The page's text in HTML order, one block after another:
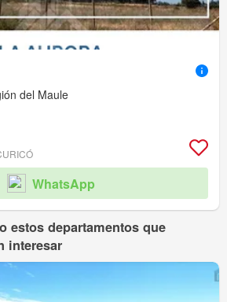
del Maule
WhatsApp
estos departamentos que
interesar